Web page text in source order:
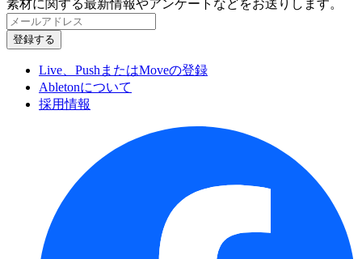
素材に関する最新情報やアンケートなどをお送りします。
Live、PushまたはMoveの登録
Abletonについて
採用情報